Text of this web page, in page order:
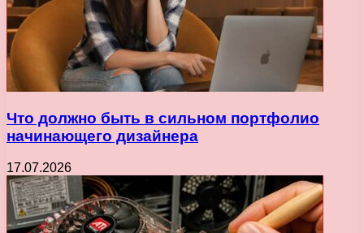
Что должно быть в сильном портфолио
начинающего дизайнера
17.07.2026